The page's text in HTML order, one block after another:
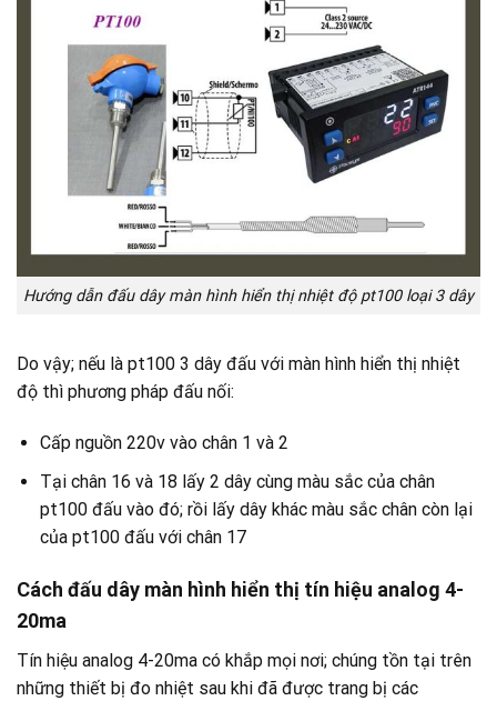
Hướng dẫn đấu dây màn hình hiển thị nhiệt độ pt100 loại 3 dây
Do vậy; nếu là pt100 3 dây đấu với màn hình hiển thị nhiệt
độ thì phương pháp đấu nối:
Cấp nguồn 220v vào chân 1 và 2
Tại chân 16 và 18 lấy 2 dây cùng màu sắc của chân
pt100 đấu vào đó; rồi lấy dây khác màu sắc chân còn lại
của pt100 đấu với chân 17
Cách đấu dây màn hình hiển thị tín hiệu analog 4-
20ma
Tín hiệu analog 4-20ma có khắp mọi nơi; chúng tồn tại trên
những thiết bị đo nhiệt sau khi đã được trang bị các